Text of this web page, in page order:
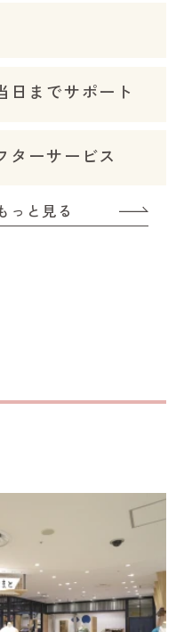
日までサポート
ターサービス
っと見る